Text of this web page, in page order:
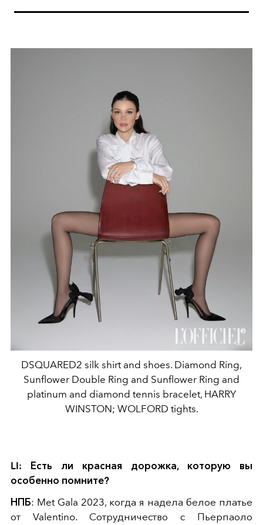
DSQUARED2 silk shirt and shoes. Diamond Ring,
Sunflower Double Ring and Sunflower Ring and
platinum and diamond tennis bracelet, HARRY
WINSTON; WOLFORD tights.
LI: Есть ли красная дорожка, которую вы
особенно помните?
НПБ: Met Gala 2023, когда я надела белое платье
от Valentino. Сотрудничество с Пьерпаоло